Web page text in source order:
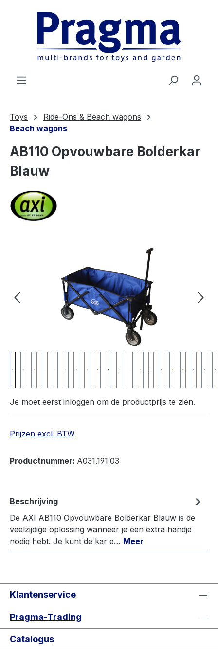
Ga naar de hoofdinhoud
Toys
Ride-Ons & Beach wagons
Beach wagons
AB110 Opvouwbare Bolderkar
Blauw
Je moet eerst inloggen om de productprijs te zien.
Prijzen excl. BTW
Productnummer: A031.191.03
Beschrijving
De AXI AB110 Opvouwbare Bolderkar Blauw is de
veelzijdige oplossing wanneer je een extra handje
nodig hebt. Je kunt de kar e… Meer
Klantenservice
Pragma-Trading
Catalogus